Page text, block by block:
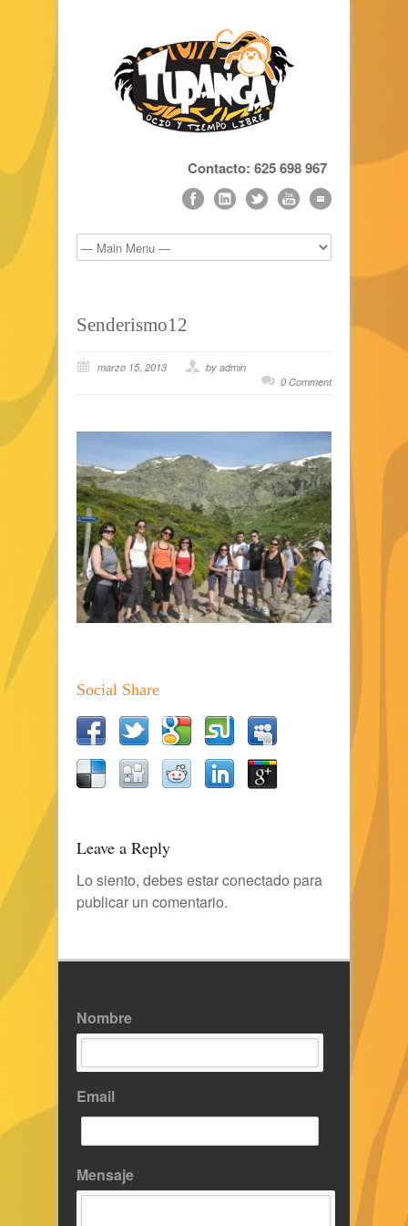
Contacto: 625 698 967
Senderismo12
marzo 15, 2013
by admin
0 Comment
Social Share
Leave a Reply
Lo siento, debes estarconectado para
publicar un comentario.
Nombre
Email
Mensaje